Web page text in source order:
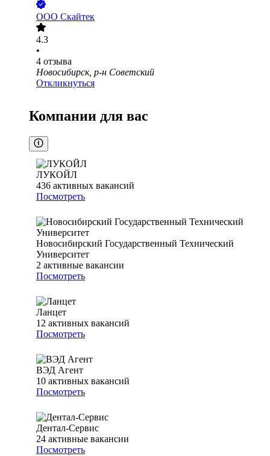
ООО Скайтек
4.3
•
4 отзыва
Новосибирск, р-н Советский
Откликнуться
Компании для вас
ЛУКОЙЛ
436 активных вакансий
Посмотреть
Новосибирский Государственный Технический
Университет
2 активные вакансии
Посмотреть
Ланцет
12 активных вакансий
Посмотреть
ВЭД Агент
10 активных вакансий
Посмотреть
Дентал-Сервис
24 активные вакансии
Посмотреть